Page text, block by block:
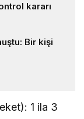
kararı
Bir kişi
1 ila 3